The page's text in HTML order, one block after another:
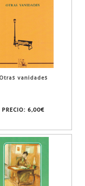
vanidades
PRECIO: 6,00€